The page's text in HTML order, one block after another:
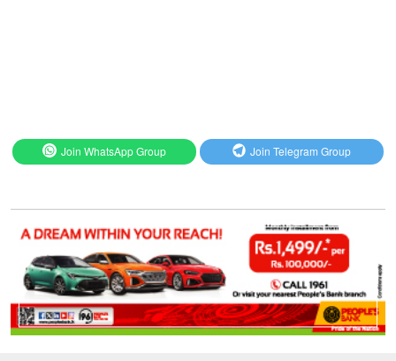
Join WhatsApp Group Join Telegram Group